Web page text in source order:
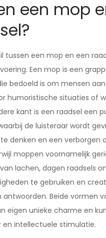
een mop
tussen een mop en een
Een mop is een
bedoeld is om mensen
humoristische situaties of
kant is een raadsel een
de luisteraar wordt
denken en een verborgen
moppen voornamelijk
lachen, dagen raadsels
te gebruiken en
antwoorden. Beide vormen
eigen unieke charme en
en intellectuele stimulatie.